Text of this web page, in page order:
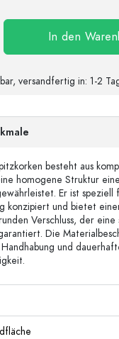
In den
versandfertig in: 1-2
besteht aus
homogene Struktur
Er ist speziell
konzipiert und bietet
Verschluss, der eine
Die
und